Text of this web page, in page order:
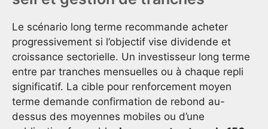
Le scénario long terme recommande acheter
progressivement si l’objectif vise dividende et
croissance sectorielle. Un investisseur long terme
entre par tranches mensuelles ou à chaque repli
significatif. La cible pour renforcement moyen
terme demande confirmation de rebond au-
dessus des moyennes mobiles ou d’une